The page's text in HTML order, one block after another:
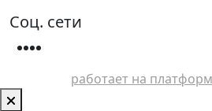
Соц. сети
работает на